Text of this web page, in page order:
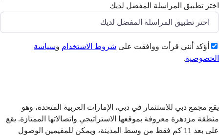
اختر تطبيق المراسلة المفضل لديك
أؤكد أنني قرأت ووافقت على شروط الاستخدام وسياسة
الخصوصية.
يقع مجمع دبي للاستثمار في دبي، الإمارات العربية المتحدة، وهو
منطقة مزدهرة معروفة بموقعها الاستراتيجي واتصالاتها الممتازة. يقع
على بعد 11 كم فقط من وسط المدينة، ويمكن للمقيمين الوصول